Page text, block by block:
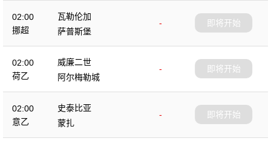
02:00
挪超
瓦勒伦加
-
萨普斯堡
即将开始
02:00
荷乙
威廉二世
-
阿尔梅勒城
即将开始
02:00
意乙
史泰比亚
-
蒙扎
即将开始